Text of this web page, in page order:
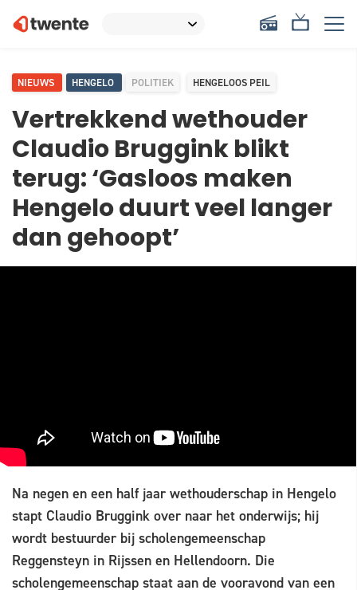
NIEUWS HENGELO POLITIEK HENGELOOS PEIL
Vertrekkend wethouder
Claudio Bruggink blikt
terug: ‘Gasloos maken
Hengelo duurt veel langer
dan gehoopt’
Na negen en een half jaar wethouderschap in Hengelo
stapt Claudio Bruggink over naar het onderwijs; hij
wordt bestuurder bij scholengemeenschap
Reggensteyn in Rijssen en Hellendoorn. Die
scholengemeenschap staat aan de vooravond van een